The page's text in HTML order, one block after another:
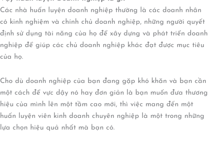
Các nhà huấn luyện doanh nghiệp thường là các doanh nhân
có kinh nghiệm và chính chủ doanh nghiệp, những người quyết
định sử dụng tài năng của họ để xây dựng và phát triển doanh
nghiệp để giúp các chủ doanh nghiệp khác đạt được mục tiêu
của họ.
Cho dù doanh nghiệp của bạn đang gặp khó khăn và bạn cần
một cách để vực dậy nó hay đơn giản là bạn muốn đưa thương
hiệu của mình lên một tầm cao mới, thì việc mang đến một
huấn luyện viên kinh doanh chuyên nghiệp là một trong những
lựa chọn hiệu quả nhất mà bạn có.